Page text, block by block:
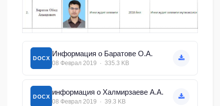
DOCX
Информация о Баратове О.А.
08 Феврал 2019 · 335.3 KB
DOCX
информация о Халмирзаеве А.А.
08 Феврал 2019 · 39.3 KB